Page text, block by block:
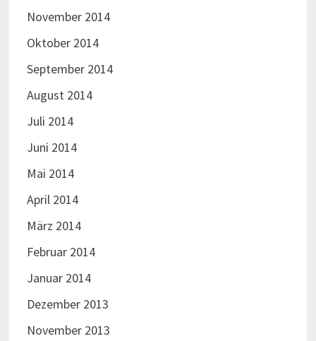
März 2013
Februar 2013
Januar 2013
Dezember 2012
November 2012
Oktober 2012
Juli 2012
Juni 2012
Dezember 2011
Dezember 2010
Dezember 2009
Februar 2009
Januar 2009